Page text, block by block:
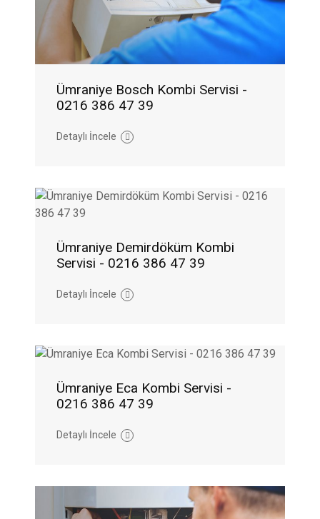
Ümraniye Bosch Kombi Servisi -
0216 386 47 39
Detaylı İncele
Ümraniye Demirdöküm Kombi
Servisi - 0216 386 47 39
Detaylı İncele
Ümraniye Eca Kombi Servisi -
0216 386 47 39
Detaylı İncele